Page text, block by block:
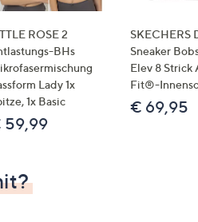
ROSE 2
BHs
Lady 1x
1x Basic
59,99
SKECHERS
Sneaker
Elev 8 Strick
Fit®-
€ 69,95